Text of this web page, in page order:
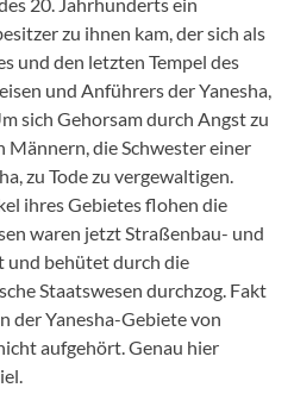
zu ihnen kam, der sich als
und den letzten Tempel des
und Anführers der Yanesha,
sich Gehorsam durch Angst zu
Männern, die Schwester einer
zu Tode zu vergewaltigen.
ihres Gebietes flohen die
waren jetzt Straßenbau- und
und behütet durch die
Staatswesen durchzog. Fakt
der Yanesha-Gebiete von
aufgehört. Genau hier